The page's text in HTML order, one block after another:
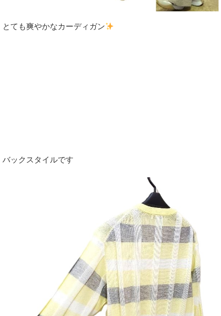
とても爽やかなカーディガン
バックスタイルです